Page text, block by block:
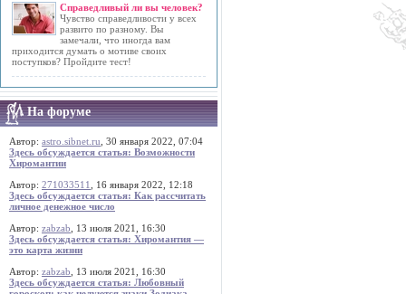
Справедливый ли вы человек?
Чувство справедливости у всех
развито по разному. Вы
замечали, что иногда вам
приходится думать о мотиве своих
поступков? Пройдите тест!
На форуме
Автор: astro.sibnet.ru , 30 января 2022, 07:04
Здесь обсуждается статья: Возможности
Хиромантии
Автор: 271033511
, 16 января 2022, 12:18
Здесь обсуждается статья: Как рассчитать
личное денежное число
Автор: zabzab , 13 июля 2021, 16:30
Здесь обсуждается статья: Хиромантия —
это карта жизни
Автор: zabzab , 13 июля 2021, 16:30
Здесь обсуждается статья: Любовный